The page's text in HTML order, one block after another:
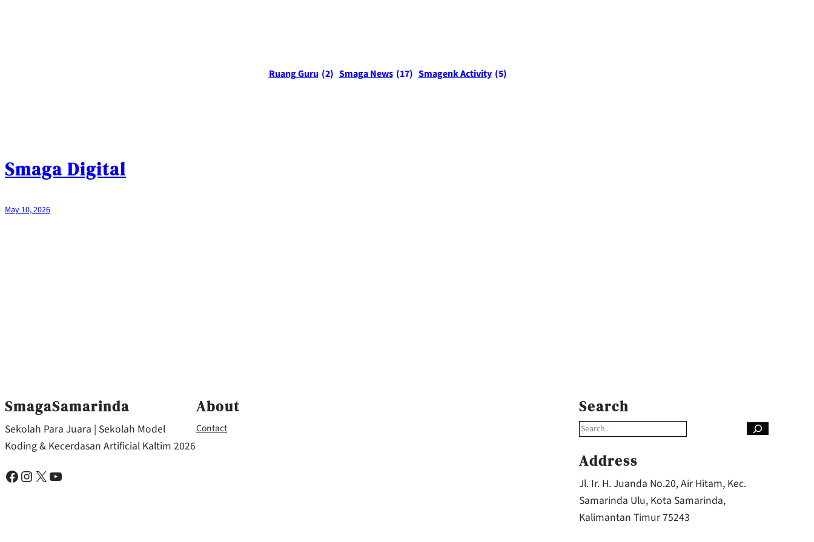
Ruang Guru (2) Smaga News (17) Smagenk Activity (5)
Smaga Digital
May 10, 2026
SmagaSamarinda
Sekolah Para Juara | Sekolah Model
Koding & Kecerdasan Artificial Kaltim 2026
Facebook Instagram X YouTube
About
Contact
Search
e
a
c
h
Address
Jl. Ir. H. Juanda No.20, Air Hitam, Kec.
Samarinda Ulu, Kota Samarinda,
Kalimantan Timur 75243